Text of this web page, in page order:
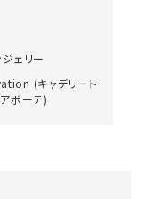
ェリー
(キャデリート
ボーテ)